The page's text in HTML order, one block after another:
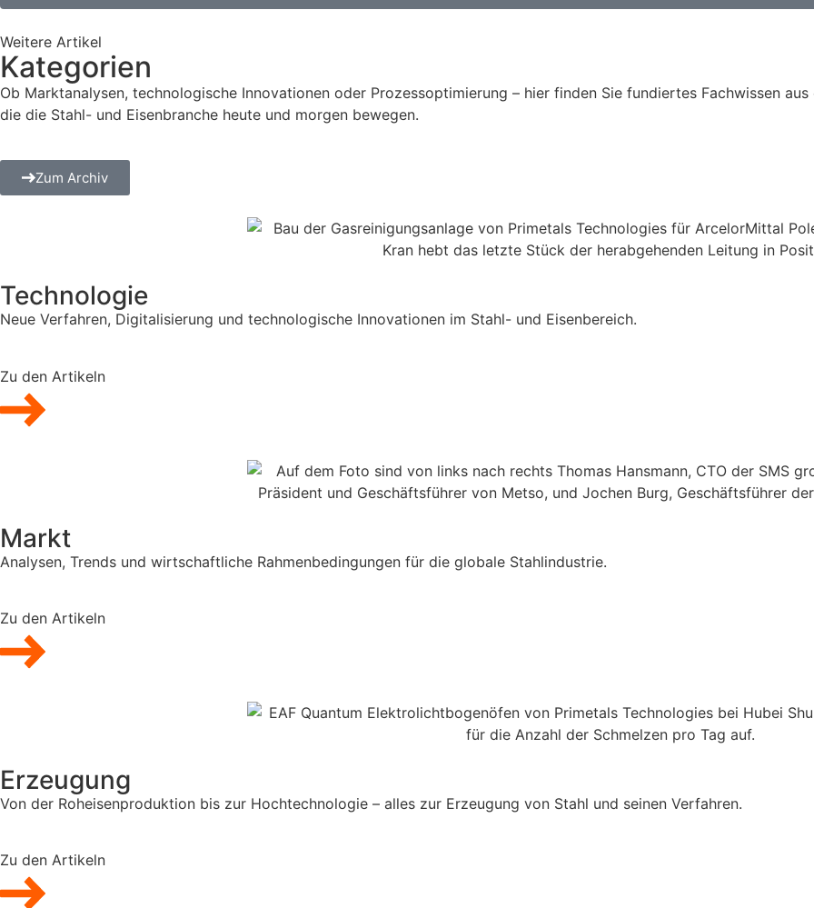
Weitere Artikel
Kategorien
Ob Marktanalysen, technologische Innovationen oder Prozessoptimierung – hier finden Sie fundiertes Fachwissen
die die Stahl- und Eisenbranche heute und morgen bewegen.
Zum Archiv
Technologie
Neue Verfahren, Digitalisierung und technologische Innovationen im Stahl- und Eisenbereich.
Zu den Artikeln
Markt
Analysen, Trends und wirtschaftliche Rahmenbedingungen für die globale Stahlindustrie.
Zu den Artikeln
Erzeugung
Von der Roheisenproduktion bis zur Hochtechnologie – alles zur Erzeugung von Stahl und seinen Verfahren.
Zu den Artikeln